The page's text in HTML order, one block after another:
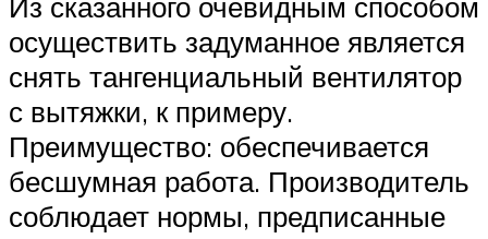
осуществить задуманное является
снять тангенциальный вентилятор
с вытяжки, к примеру.
Преимущество: обеспечивается
бесшумная работа. Производитель
соблюдает нормы, предписанные